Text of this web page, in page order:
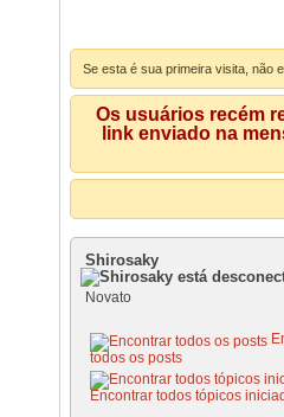
Se esta é sua primeira visita, não
Os usuários recém
link enviado na
Shirosaky
Novato
todos os posts
Encontrar todos tópicos